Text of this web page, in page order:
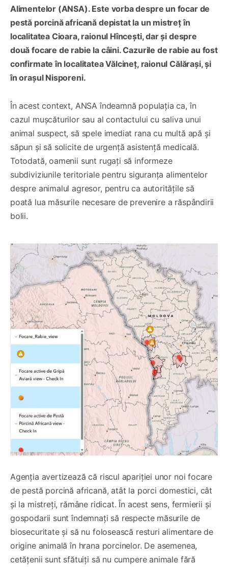
Alimentelor (ANSA). Este vorba despre un focar de
pestă porcină africană depistat la un mistreț în
localitatea Cioara, raionul Hîncești, dar și despre
două focare de rabie la câini. Cazurile de rabie au fost
confirmate în localitatea Vălcineț, raionul Călărași, și
în orașul Nisporeni.
În acest context, ANSA îndeamnă populația ca, în
cazul mușcăturilor sau al contactului cu saliva unui
animal suspect, să spele imediat rana cu multă apă și
săpun și să solicite de urgență asistență medicală.
Totodată, oamenii sunt rugați să informeze
subdiviziunile teritoriale pentru siguranța alimentelor
despre animalul agresor, pentru ca autoritățile să
poată lua măsurile necesare de prevenire a răspândirii
bolii.
Agenția avertizează că riscul apariției unor noi focare
de pestă porcină africană, atât la porci domestici, cât
și la mistreți, rămâne ridicat. În acest sens, fermierii și
gospodarii sunt îndemnați să respecte măsurile de
biosecuritate și să nu folosească resturi alimentare de
origine animală în hrana porcinelor. De asemenea,
cetățenii sunt sfătuiți să nu cumpere animale fără